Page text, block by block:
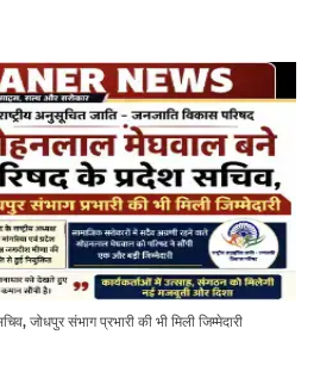
जोधपुर संभाग प्रभारी की भी मिली जिम्मेदारी